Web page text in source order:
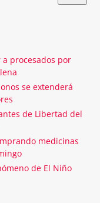
procesados por
se extenderá
de Libertad del
medicinas
de El Niño